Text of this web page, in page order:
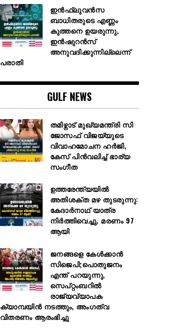
ഇൻഫ്ലുവൻസ
ബാധിതരുടെ എണ്ണം
കുത്തനെ ഉയരുന്നു,
ഇൻഷുറൻസ്
അനുവദിക്കുന്നില്ലെന്ന്
പരാതി
GULF NEWS
തമിഴ്നാട് മുഖ്യമന്ത്രി സി
ജോസഫ് വിജയ്‌യുടെ
വിവാഹമോചന ഹർജി,
കേസ് പിൻവലിച്ച് ഭാര്യ
സംഗീത
ഉത്തരേന്ത്യയിൽ
അതിശക്ത മഴ തുടരുന്നു:
കേദാർനാഥ് യാത്ര
നിർത്തിവെച്ചു, മരണം 97
ആയി
ജനങ്ങളെ കേൾക്കാൻ
സിജെപി;പൊതുജനം
എന്ത് പറയുന്നു,
സെപ്റ്റംബറിൽ
രാജ്യവ്യാപക
ക്യാമ്പയിൻ നടത്തും, അംഗത്വ
വിതരണം ആരംഭിച്ചു